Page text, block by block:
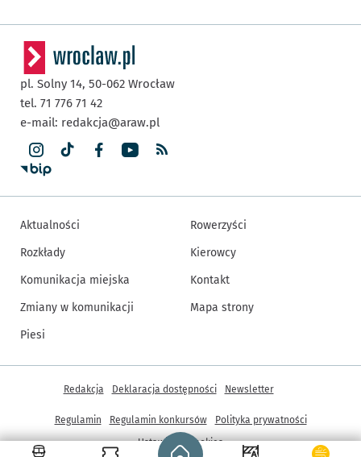
Strona główna - wroclaw.pl
pl. Solny 14, 50-062 Wrocław
tel. 71 776 71 42
e-mail: redakcja@araw.pl
Aktualności
Rozkłady
Komunikacja miejska
Zmiany w komunikacji
Piesi
Rowerzyści
Kierowcy
Kontakt
Mapa strony
Inne informacje
Redakcja Deklaracja dostępności Newsletter
Regulamin Regulamin konkursów
Polityka prywatności
Ustawienia cookies